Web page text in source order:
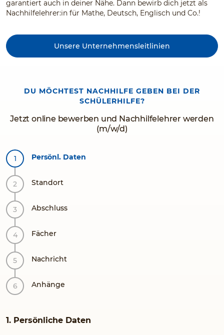
garantiert auch in deiner Nähe. Dann bewirb dich jetzt als
Nachhilfelehrer:in für Mathe, Deutsch, Englisch und Co.!
Unsere Unternehmensleitlinien
DU MÖCHTEST NACHHILFE GEBEN BEI DER
SCHÜLERHILFE?
Jetzt online bewerben und Nachhilfelehrer werden
(m/w/d)
Persönl. Daten
Standort
Abschluss
Fächer
Nachricht
Anhänge
1. Persönliche Daten